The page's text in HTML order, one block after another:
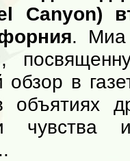
Canyon)
. Миа
обзор в
чувства